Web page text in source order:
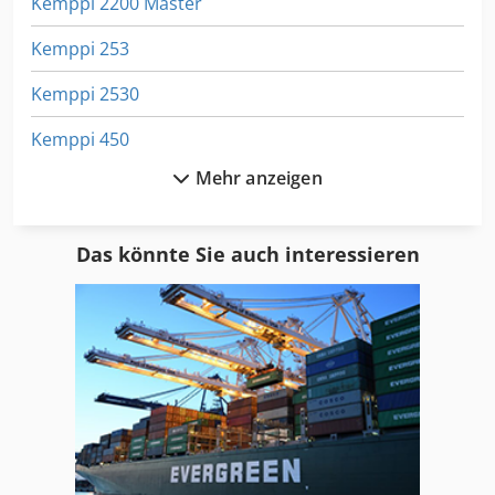
Kemppi 253
Kemppi 2530
Kemppi 450
Kemppi Kempact 253 R
Kemppi Kempact 323 A
Kemppi Kempact 323 R
Kemppi Kempact Ra
Mehr anzeigen
Das könnte Sie auch interessieren